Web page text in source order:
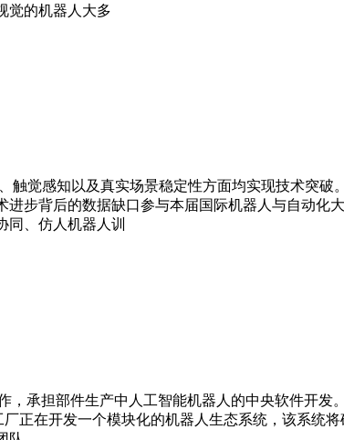
觉的机器人大多
触觉感知以及真实场景稳定性方面均实现技术突
步背后的数据缺口参与本届国际机器人与自动
同、仿人机器人训
，承担部件生产中人工智能机器人的中央软件开
正在开发一个模块化的机器人生态系统，该系统